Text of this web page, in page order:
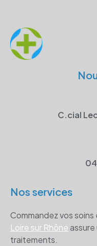
C.cial
Nos services
Commandez vos soins
Loire sur Rhôneassure
traitements.